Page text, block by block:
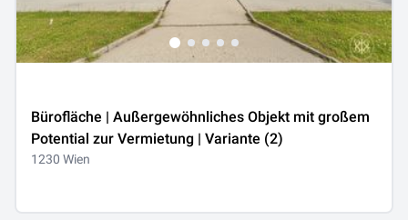
Bürofläche | Außergewöhnliches Objekt mit großem
Potential zur Vermietung | Variante (2)
1230 Wien